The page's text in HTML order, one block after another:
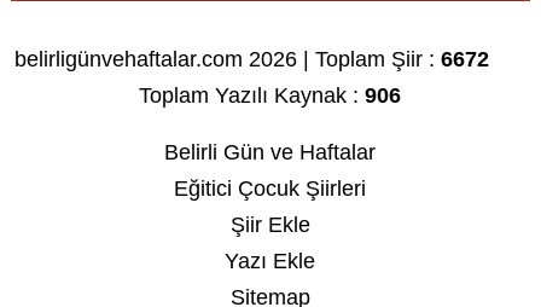
belirligünvehaftalar.com 2026 | Toplam Şiir :6672
Toplam Yazılı Kaynak :906
Belirli Gün ve Haftalar
Eğitici Çocuk Şiirleri
Şiir Ekle
Yazı Ekle
Sitemap